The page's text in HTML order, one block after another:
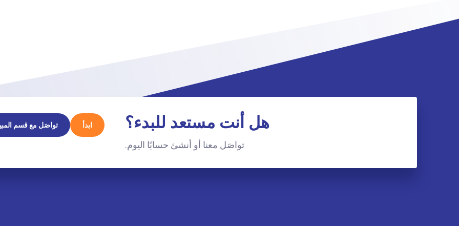
هل أنت مستعد للبدء؟
تواصَل معنا أو أنشئ حسابًا اليوم.
ابدأ تواصَل مع قسم